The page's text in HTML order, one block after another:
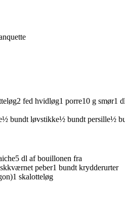
2 fed hvidløg1 porre10 g smør1
½ bundt løvstikke½ bundt persille½
5 dl af bouillonen fra
peber1 bundt krydderurter
1 skalotteløg